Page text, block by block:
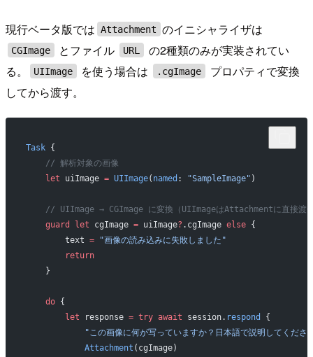
現行ベータ版では Attachment のイニシャライザは
CGImage とファイル URL
の2種類のみが実装されてい
る。
UIImage を使う場合は .cgImage
プロパティで変換
してから渡す。
Task {
    // 解析対象の画像
    let
uiImage = UIImage( named : "SampleImage" )
// UIImage → CGImage に変換（UIImageはAttachmentに直接渡
    guard
let cgImage = uiImage? .cgImage else {
        text
= "画像の読み込みに失敗しました"
        return
    }
    do
{
        let
response = try await session. respond
{
"この画像に何が写っていますか？日本語で説明してくださ
            Attachment
(cgImage)